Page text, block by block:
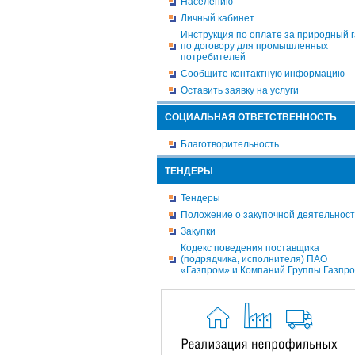
Личный кабинет
Инструкция по оплате за природный
по договору для промышленных
потребителей
Сообщите контактную информацию
Оставить заявку на услуги
СОЦИАЛЬНАЯ ОТВЕТСТВЕННОСТЬ
Благотворительность
ТЕНДЕРЫ
Тендеры
Положение о закупочной
Закупки
Кодекс поведения поставщика
(подрядчика, исполнителя) ПАО
«Газпром» и Компаний Группы